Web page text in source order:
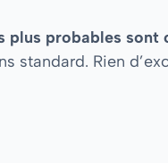
plus probables sont
standard. Rien